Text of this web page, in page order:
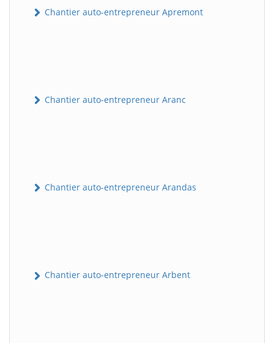
Chantier auto-entrepreneur Apremont
Chantier auto-entrepreneur Aranc
Chantier auto-entrepreneur Arandas
Chantier auto-entrepreneur Arbent